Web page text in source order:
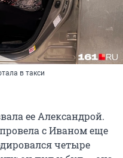
в такси
ее Александрой.
с Иваном еще
четыре